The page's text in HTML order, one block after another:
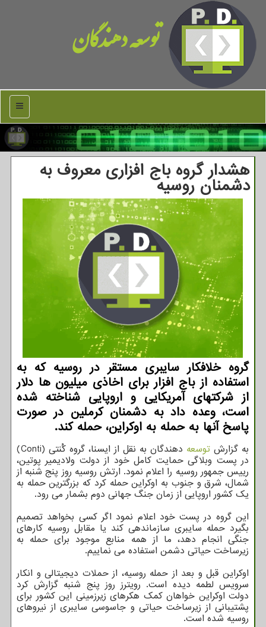
توسعه دهندگان
منو
هشدار گروه باج افزاری معروف به
دشمنان روسیه
گروه خلافکار سایبری مستقر در روسیه که به
استفاده از باج افزار برای اخاذی میلیون ها دلار
از شرکتهای آمریکایی و اروپایی شناخته شده
است، وعده داد به دشمنان کرملین در صورت
پاسخ آنها به حمله به اوکراین، حمله کند.
به گزارش توسعه دهندگان به نقل از ایسنا، گروه کُنتی (Conti)
در پست وبلاگی حمایت کامل خود از دولت ولادیمیر پوتین،
رییس جمهور روسیه را اعلام نمود. ارتش روسیه روز پنج شنبه از
شمال، شرق و جنوب به اوکراین حمله کرد که بزرگترین حمله به
یک کشور اروپایی از زمان جنگ جهانی دوم بشمار می رود.
این گروه در پست خود اعلام نمود اگر کسی بخواهد تصمیم
بگیرد حمله سایبری سازماندهی کند یا مقابل روسیه کارهای
جنگی انجام دهد، ما از همه منابع موجود برای حمله به
زیرساخت حیاتی دشمن استفاده می نماییم.
اوکراین قبل و بعد از حمله روسیه، از حملات دیجیتالی و انکار
سرویس لطمه دیده است. رویترز روز پنج شنبه گزارش کرد
دولت اوکراین خواهان کمک هکرهای زیرزمینی این کشور برای
پشتیبانی از زیرساخت حیاتی و جاسوسی سایبری از نیروهای
روسیه شده است.